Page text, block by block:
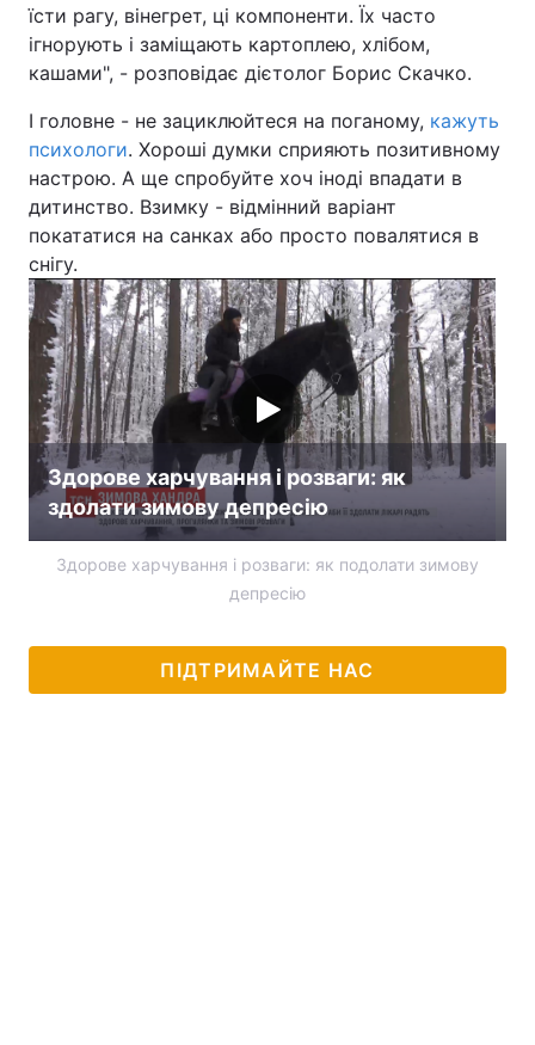
їсти рагу, вінегрет, ці компоненти. Їх часто
ігнорують і заміщають картоплею, хлібом,
кашами", - розповідає дієтолог Борис Скачко.
І головне - не зациклюйтеся на поганому, кажуть
психологи. Хороші думки сприяють позитивному
настрою. А ще спробуйте хоч іноді впадати в
дитинство. Взимку - відмінний варіант
покататися на санках або просто повалятися в
снігу.
Здорове харчування і розваги: як
здолати зимову депресію
Здорове харчування і розваги: як подолати зимову
депресію
ПІДТРИМАЙТЕ НАС